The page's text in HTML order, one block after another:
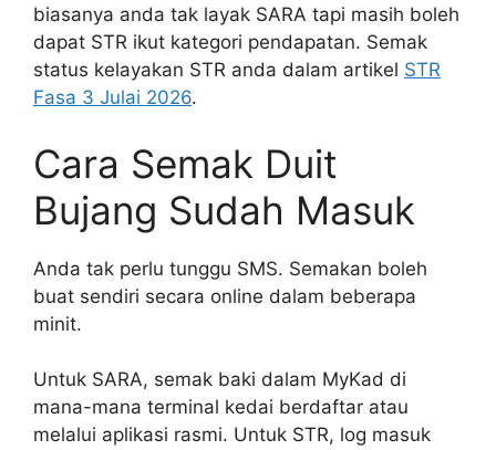
biasanya anda tak layak SARA tapi masih boleh
dapat STR ikut kategori pendapatan. Semak
status kelayakan STR anda dalam artikel STR
Fasa 3 Julai 2026.
Cara Semak Duit
Bujang Sudah Masuk
Anda tak perlu tunggu SMS. Semakan boleh
buat sendiri secara online dalam beberapa
minit.
Untuk SARA, semak baki dalam MyKad di
mana-mana terminal kedai berdaftar atau
melalui aplikasi rasmi. Untuk STR, log masuk